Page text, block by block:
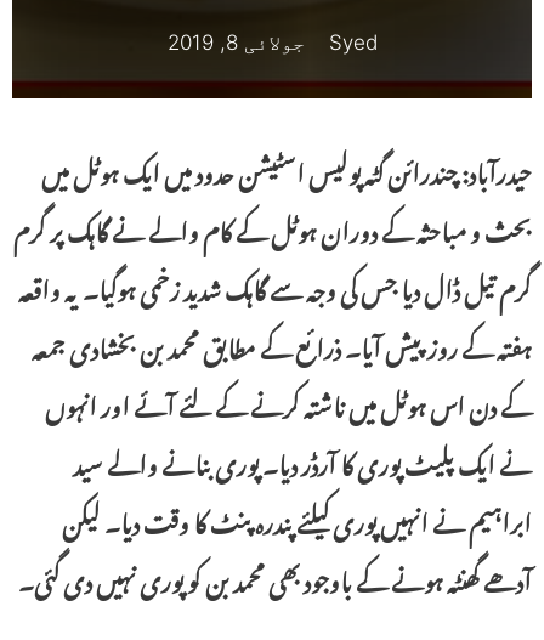
Syed جولائی 8, 2019
حیدرآباد: چندرائن گٹہ پولیس اسٹیشن حدود میں ایک ہوٹل میں
بحث و مباحثہ کے دوران ہوٹل کے کام والے نے گاہک پر گرم
گرم تیل ڈال دیا جس کی وجہ سے گاہک شدید زخمی ہوگیا۔ یہ واقعہ
ہفتہ کے روز پیش آیا۔ ذرائع کے مطابق محمد بن بخشادی جمعہ
کے دن اس ہوٹل میں ناشتہ کرنے کے لئے آئے اور انہوں
نے ایک پلیٹ پوری کا آرڈر دیا۔ پوری بنانے والے سید
ابراہیم نے انہیں پوری کیلئے پندرہ پنٹ کا وقت دیا۔ لیکن
آدھے گھنٹہ ہونے کے باوجود بھی محمد بن کو پوری نہیں دی گئی۔